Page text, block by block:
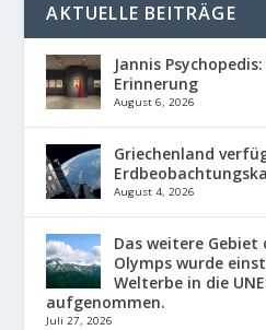
AKTUELLE BEITRÄGE
Jannis
Erinnerung
August 6, 2026
Griechenland
August 4, 2026
Das weitere Gebiet
Olymps wurde
Welterbe in die
aufgenommen.
Juli 27, 2026